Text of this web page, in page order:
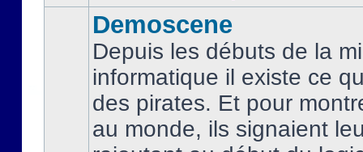
Demoscene
Depuis les débuts de la
informatique il existe ce
des pirates. Et pour
au monde, ils signaient